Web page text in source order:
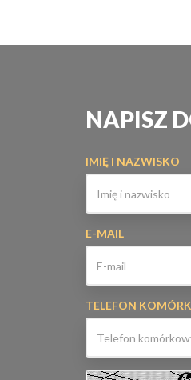
NAPISZ
IMIĘ I NAZWISKO
E-MAIL
TELEFON